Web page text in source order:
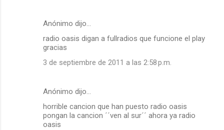
Anónimo dijo…
radio oasis digan a fullradios que funcione el play
gracias
3 de septiembre de 2011 a las 2:58 p.m.
Anónimo dijo…
horrible cancion que han puesto radio oasis
pongan la cancion ´´ven al sur´´ ahora ya radio
oasis